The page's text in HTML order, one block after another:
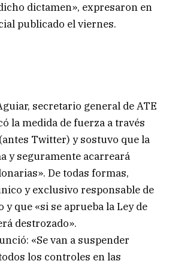
dictamen», expresaron en
publicado el viernes.
secretario general de ATE
la medida de fuerza a través
Twitter) y sostuvo que la
y seguramente acarreará
De todas formas,
y exclusivo responsable de
y que «si se aprueba la Ley de
destrozado».
«Se van a suspender
los controles en las